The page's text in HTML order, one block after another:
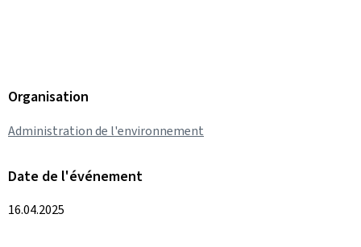
Organisation
Administration de l'environnement
Date de l'événement
16.04.2025